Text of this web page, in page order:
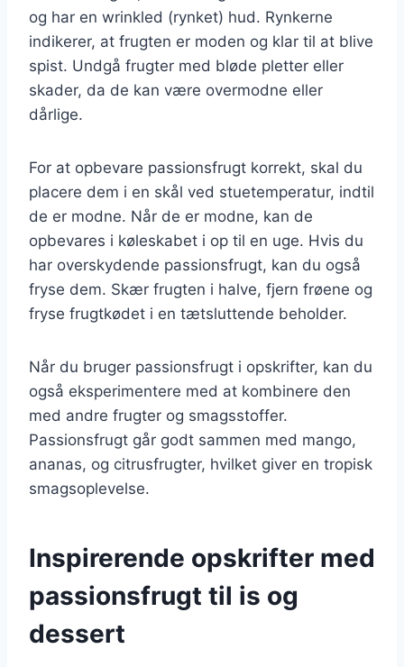
og har en wrinkled (rynket) hud. Rynkerne
indikerer, at frugten er moden og klar til at blive
spist. Undgå frugter med bløde pletter eller
skader, da de kan være overmodne eller
dårlige.
For at opbevare passionsfrugt korrekt, skal du
placere dem i en skål ved stuetemperatur, indtil
de er modne. Når de er modne, kan de
opbevares i køleskabet i op til en uge. Hvis du
har overskydende passionsfrugt, kan du også
fryse dem. Skær frugten i halve, fjern frøene og
fryse frugtkødet i en tætsluttende beholder.
Når du bruger passionsfrugt i opskrifter, kan du
også eksperimentere med at kombinere den
med andre frugter og smagsstoffer.
Passionsfrugt går godt sammen med mango,
ananas, og citrusfrugter, hvilket giver en tropisk
smagsoplevelse.
Inspirerende opskrifter med
passionsfrugt til is og
dessert